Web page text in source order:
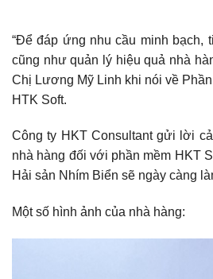
“Để đáp ứng nhu cầu minh bạch,
cũng như quản lý hiệu quả nhà
Chị Lương Mỹ Linh khi nói về
HTK Soft.
Công ty HKT Consultant gửi lời
nhà hàng đối với phần mềm HKT
Hải sản Nhím Biển sẽ ngày càng
Một số hình ảnh của nhà hàng: